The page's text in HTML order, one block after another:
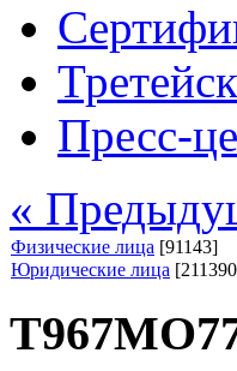
Пресс-
«
Физические лица [91143]
Юридические лица